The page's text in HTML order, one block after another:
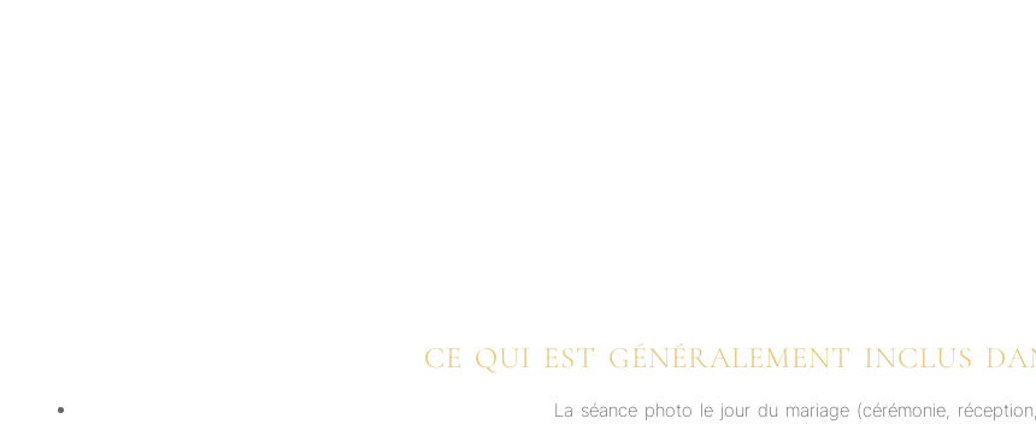
CE QUI EST GÉNÉRALEMENT INCLUS
La séance photo le jour du mariage (cérémonie,